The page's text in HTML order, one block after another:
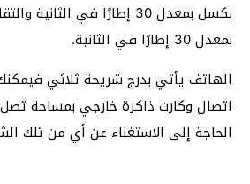
بمعدل 30 إطارًا في الثانية.
الهاتف يأتي بدرج شريحة ثلاثي
الحاجة إلى الاستغناء عن أي من تلك